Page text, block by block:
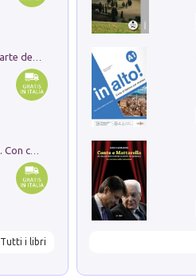
I monumenti funerari del Lazio antico. Con cartella con tavole
Tutti i libri